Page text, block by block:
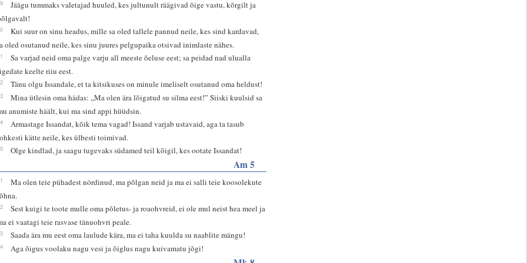
Jäägu tummaks valetajad huuled, kes jultunult räägivad õige vastu, kõrgilt ja
Kui suur on sinu headus, mille sa oled tallele pannud neile, kes sind kardavad,
oled osutanud neile, kes sinu juures pelgupaika otsivad inimlaste nähes.
Sa varjad neid oma palge varju all meeste õeluse eest; sa peidad nad ulualla
keelte riiu eest.
Tänu olgu Issandale, et ta kitsikuses on minule imeliselt osutanud oma heldust!
Mina ütlesin oma hädas: „Ma olen ära lõigatud su silma eest!” Siiski kuulsid sa
anumiste häält, kui ma sind appi hüüdsin.
Armastage Issandat, kõik tema vagad! Issand varjab ustavaid, aga ta tasub
kätte neile, kes ülbesti toimivad.
Olge kindlad, ja saagu tugevaks südamed teil kõigil, kes ootate Issandat!
Am 5
Ma olen teie pühadest nördinud, ma põlgan neid ja ma ei salli teie koosolekute
Sest kuigi te toote mulle oma põletus- ja roaohvreid, ei ole mul neist hea meel ja
ei vaatagi teie rasvase tänuohvri peale.
Saada ära mu eest oma laulude kära, ma ei taha kuulda su naablite mängu!
Aga õigus voolaku nagu vesi ja õiglus nagu kuivamatu jõgi!